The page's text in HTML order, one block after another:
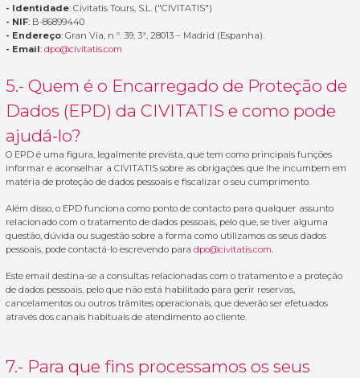
- Identidade: Civitatis Tours, S.L. ("CIVITATIS")
- NIF: B-86899440
- Endereço: Gran Vía, n º. 39, 3ª, 28013 – Madrid (Espanha).
- Email: dpo@civitatis.com
5.- Quem é o Encarregado de Proteção de
Dados (EPD) da CIVITATIS e como pode
ajudá-lo?
O EPD é uma figura, legalmente prevista, que tem como principais funções
informar e aconselhar a CIVITATIS sobre as obrigações que lhe incumbem em
matéria de proteção de dados pessoais e fiscalizar o seu cumprimento.
Além disso, o EPD funciona como ponto de contacto para qualquer assunto
relacionado com o tratamento de dados pessoais, pelo que, se tiver alguma
questão, dúvida ou sugestão sobre a forma como utilizamos os seus dados
pessoais, pode contactá-lo escrevendo para dpo@civitatis.com.
Este email destina-se a consultas relacionadas com o tratamento e a proteção
de dados pessoais, pelo que não está habilitado para gerir reservas,
cancelamentos ou outros trâmites operacionais, que deverão ser efetuados
através dos canais habituais de atendimento ao cliente.
7.- Para que fins processamos os seus